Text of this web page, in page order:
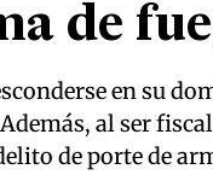
de
en su
al ser
de porte de